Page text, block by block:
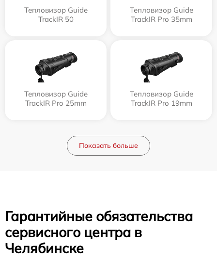
Тепловизор Guide
TrackIR 50
Тепловизор Guide
TrackIR Pro 35mm
Тепловизор Guide
TrackIR Pro 25mm
Тепловизор Guide
TrackIR Pro 19mm
Показать больше
Гарантийные обязательства
сервисного центра в
Челябинске